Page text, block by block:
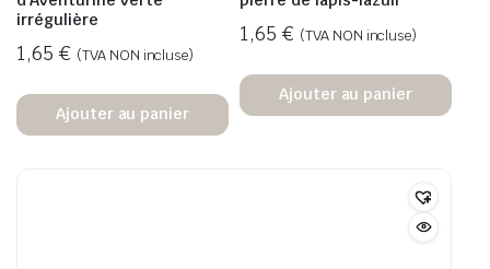
irrégulière
1,65 € (TVA NON incluse)
Ajouter au panier
1,65 € (TVA NON incluse)
Ajouter au panier